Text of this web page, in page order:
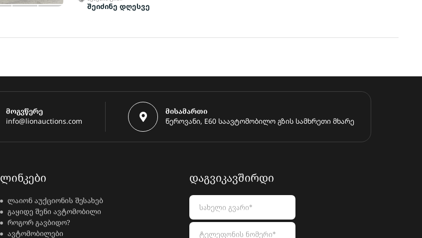
შეიძინე დღესვე
მოგვწერე
info@lionauctions.com
მისამართი
წეროვანი, E60 საავტომობილო გზის სამხრეთი მხარე
ᲚᲘᲜᲙᲔᲑᲘ
ლაიონ აუქციონის შესახებ
გაყიდე შენი ავტომობილი
როგორ გავბიდო?
ავტომობილები
ᲓᲐᲒᲕᲘᲙᲐᲕᲨᲘᲠᲓᲘ